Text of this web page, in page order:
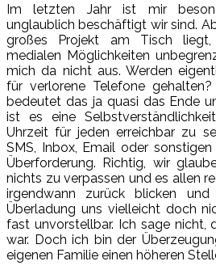
Im letzten Jahr ist mir
unglaublich beschäftigt wir sind.
großes Projekt am Tisch
medialen Möglichkeiten
mich da nicht aus. Werden
für verlorene Telefone gehalten?
bedeutet das ja quasi das Ende
ist es eine
Uhrzeit für jeden erreichbar zu
SMS, Inbox, Email oder
Überforderung. Richtig, wir
nichts zu verpassen und es allen
irgendwann zurück blicken und
Überladung uns vielleicht doch
fast unvorstellbar. Ich sage nicht,
war. Doch ich bin der
eigenen Familie einen höheren